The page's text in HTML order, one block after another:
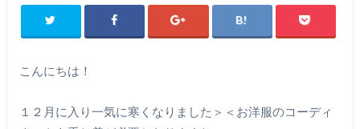
こんにちは！
１２月に入り一気に寒くなりました＞＜お洋服のコーディ